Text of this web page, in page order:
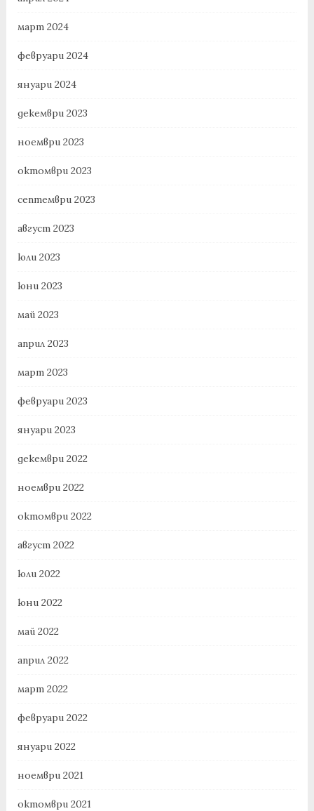
март 2024
февруари 2024
януари 2024
декември 2023
ноември 2023
октомври 2023
септември 2023
август 2023
юли 2023
юни 2023
май 2023
април 2023
март 2023
февруари 2023
януари 2023
декември 2022
ноември 2022
октомври 2022
август 2022
юли 2022
юни 2022
май 2022
април 2022
март 2022
февруари 2022
януари 2022
ноември 2021
октомври 2021